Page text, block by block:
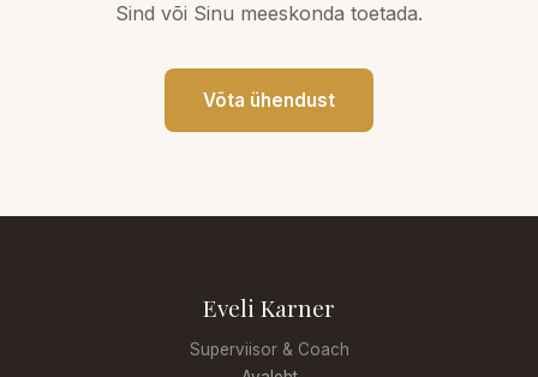
Sind või Sinu meeskonda toetada.
Võta ühendust
Eveli Karner
Superviisor & Coach